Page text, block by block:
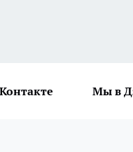
Мы в